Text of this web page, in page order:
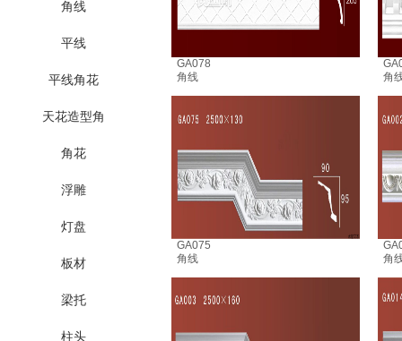
GA078
角线
角
GA075
角线
角
角线
平线
平线角花
天花造型角
角花
浮雕
灯盘
板材
梁托
柱头